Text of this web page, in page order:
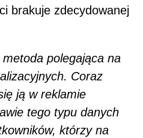
brakuje zdecydowanej
polegająca na
Coraz
ją w reklamie
tego typu danych
którzy na